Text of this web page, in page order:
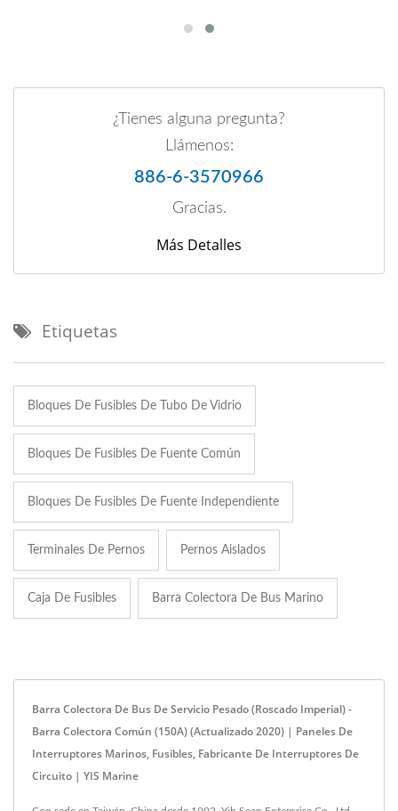
¿Tienes alguna pregunta?
Llámenos:
886-6-3570966
Gracias.
Más Detalles
Etiquetas
Bloques De Fusibles De Tubo De Vidrio
Bloques De Fusibles De Fuente Común
Bloques De Fusibles De Fuente Independiente
Terminales De Pernos Pernos Aislados
Caja De Fusibles Barra Colectora De Bus Marino
Barra Colectora De Bus De Servicio Pesado (roscado Imperial) -
Barra Colectora Común (150A) (Actualizado 2020) | Paneles De
Interruptores Marinos, Fusibles, Fabricante De Interruptores De
Circuito | YIS Marine